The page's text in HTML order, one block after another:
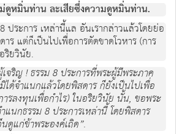
ดูหมิ่นท่าน ละเสียซึ่งความดูหมิ่นท่าน.
ประการ เหล่านี้แล อันเรากล่าวแล้วโดยย่อ
ร แต่ก็เป็นไปเพื่อการตัดขาดโวหาร (การ
ริยวินัย.
จริญ ! ธรรม 8 ประการที่พระผู้มีพระภาค
ด้จำแนกแล้วโดยพิสดาร ก็ยังเป็นไปเพื่อ
ารลงทุนเพื่อกำไร) ในอริยวินัย นั้น, ขอพระ
แนกธรรม 8 ประการเหล่านี้ โดยพิสดาร
ดูแก่ข้าพระองค์เถิด”.